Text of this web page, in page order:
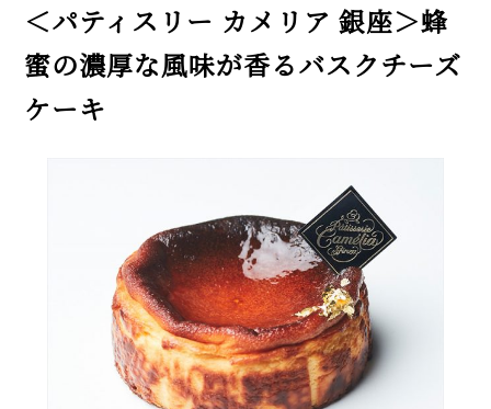
＜パティスリー カメリア 銀座＞蜂
蜜の濃厚な風味が香るバスクチーズ
ケーキ